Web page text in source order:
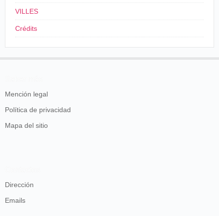
VILLES
Crédits
Mención legal
Política de privacidad
Mapa del sitio
Dirección
Emails